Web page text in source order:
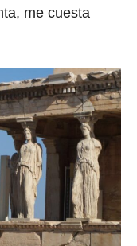
me cuesta